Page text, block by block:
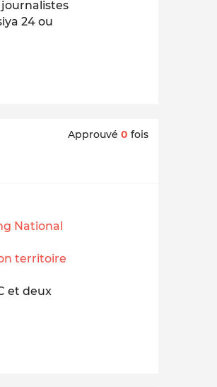
24 ou
Approuvé 0 fois
National
territoire
et deux